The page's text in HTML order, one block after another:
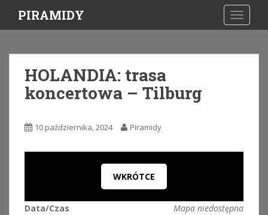
i
PIRAMIDY
HOLANDIA: trasa
koncertowa – Tilburg
10 października, 2024 Piramidy
WKRÓTCE
Mapa niedostępna
Data/Czas